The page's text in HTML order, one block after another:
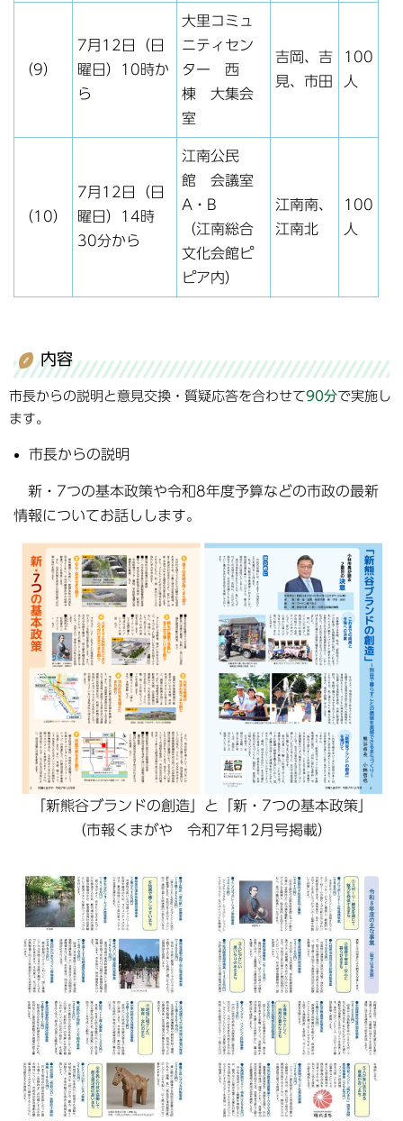
（9）
7月12日（日
曜日）10時か
ら
大里コミュ
ニティセン
ター 西
棟 大集会
室
吉岡、吉
見、市田
100
人
（10）
7月12日（日
曜日）14時
30分から
江南公民
館 会議室
A・B
（江南総合
文化会館ピ
ピア内）
江南南、
江南北
100
人
内容
市長からの説明と意見交換・質疑応答を合わせて90分で実施し
ます。
市長からの説明
新・7つの基本政策や令和8年度予算などの市政の最新
情報についてお話しします。
「新熊谷ブランドの創造」と「新・7つの基本政策」
（市報くまがや 令和7年12月号掲載）